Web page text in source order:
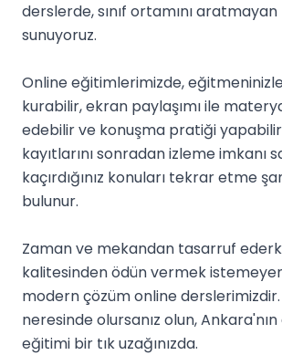
derslerde, sınıf ortamını
sunuyoruz.
Online eğitimlerimizde,
kurabilir, ekran paylaşımı ile
edebilir ve konuşma pratiği
kayıtlarını sonradan izleme imkanı
kaçırdığınız konuları tekrar etme
bulunur.
Zaman ve mekandan tasarruf
kalitesinden ödün vermek
modern çözüm online
neresinde olursanız olun, Ankara'nın
eğitimi bir tık uzağınızda.